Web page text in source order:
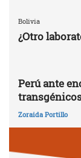
Bolivia
¿Otro
Perú ante
Zoraida Portillo